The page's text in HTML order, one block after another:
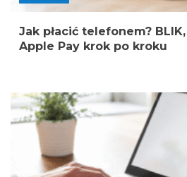
Jak płacić telefonem?
Apple Pay krok po kroku